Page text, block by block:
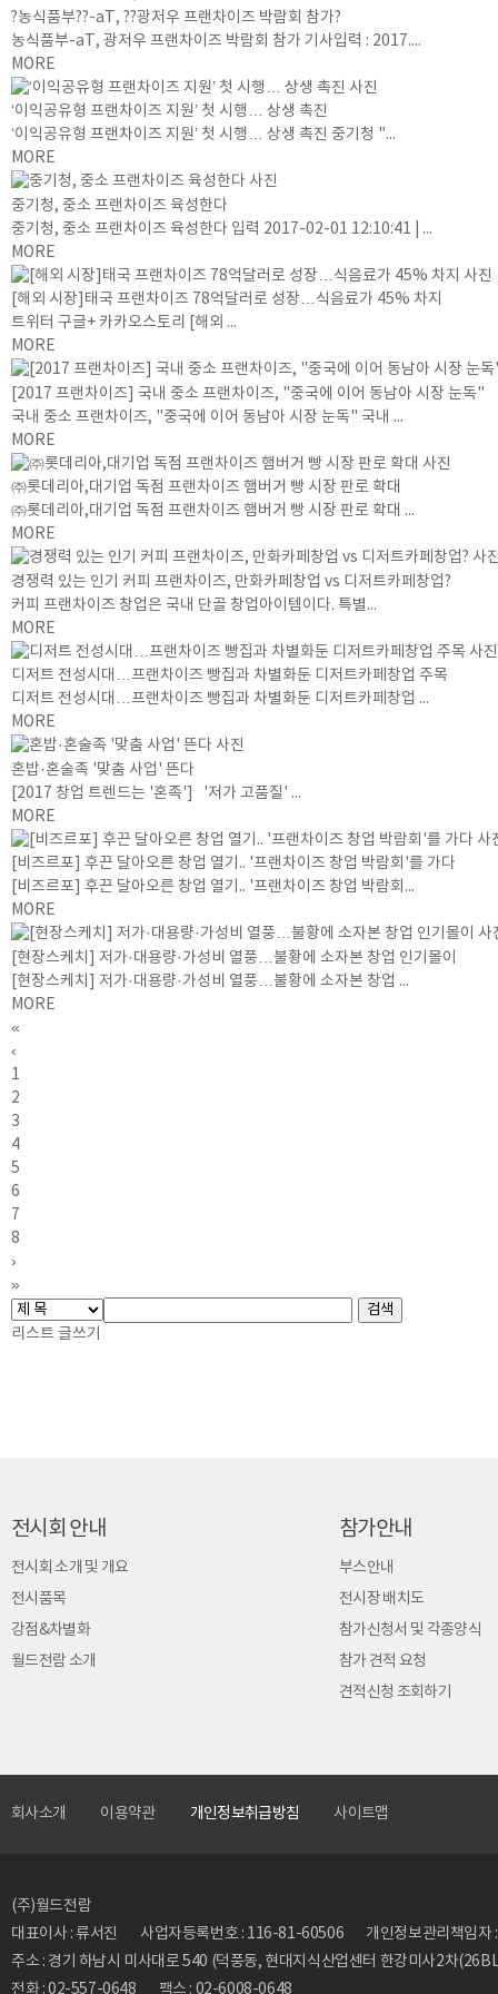
?농식품부??-aT, ??광저우 프랜차이즈 박람회 참가?
농식품부-aT, 광저우 프랜차이즈 박람회 참가 기사입력 : 2017....
MORE
‘이익공유형 프랜차이즈 지원’ 첫 시행… 상생 촉진
‘이익공유형 프랜차이즈 지원’ 첫 시행… 상생 촉진 중기청 "...
MORE
중기청, 중소 프랜차이즈 육성한다
중기청, 중소 프랜차이즈 육성한다 입력 2017-02-01 12:10:41 | ...
MORE
[해외 시장]태국 프랜차이즈 78억달러로 성장…식음료가 45% 차지
트위터 구글+ 카카오스토리 [해외 ...
MORE
[2017 프랜차이즈] 국내 중소 프랜차이즈, "중국에 이어 동남아 시장 눈독"
국내 중소 프랜차이즈, "중국에 이어 동남아 시장 눈독" 국내 ...
MORE
㈜롯데리아,대기업 독점 프랜차이즈 햄버거 빵 시장 판로 확대
㈜롯데리아,대기업 독점 프랜차이즈 햄버거 빵 시장 판로 확대 ...
MORE
경쟁력 있는 인기 커피 프랜차이즈, 만화카페창업 vs 디저트카페창업?
커피 프랜차이즈 창업은 국내 단골 창업아이템이다. 특별...
MORE
디저트 전성시대…프랜차이즈 빵집과 차별화둔 디저트카페창업 주목
디저트 전성시대…프랜차이즈 빵집과 차별화둔 디저트카페창업 ...
MORE
혼밥·혼술족 '맞춤 사업' 뜬다
[2017 창업 트렌드는 '혼족'] '저가 고품질' ...
MORE
[비즈르포] 후끈 달아오른 창업 열기.. '프랜차이즈 창업 박람회'를 가다
[비즈르포] 후끈 달아오른 창업 열기.. '프랜차이즈 창업 박람회...
MORE
[현장스케치] 저가·대용량·가성비 열풍…불황에 소자본 창업 인기몰이
[현장스케치] 저가·대용량·가성비 열풍…불황에 소자본 창업 ...
MORE
«
‹
1
2
3
4
5
6
7
8
›
»
리스트 글쓰기
전시회 안내
전시회 소개 및 개요
전시품목
강점&차별화
월드전람 소개
참가안내
부스안내
전시장 배치도
참가신청서 및 각종양식
참가 견적 요청
견적신청 조회하기
회사소개 이용약관 개인정보취급방침 사이트맵
(주)월드전람
대표이사 : 류서진
사업자등록번호 : 116-81-60506
개인정보관리책임
주소 : 경기 하남시 미사대로 540 (덕풍동, 현대지식산업센터 한강미사2차
전화 : 02-557-0648
팩스 : 02-6008-0648